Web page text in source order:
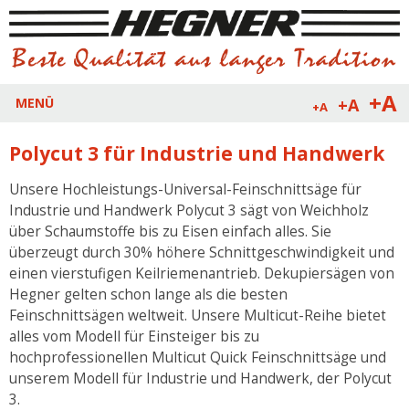
+A +A +A
MENÜ
Polycut 3 für Industrie und Handwerk
Unsere Hochleistungs-Universal-Feinschnittsäge für
Industrie und Handwerk Polycut 3 sägt von Weichholz
über Schaumstoffe bis zu Eisen einfach alles. Sie
überzeugt durch 30% höhere Schnittgeschwindigkeit und
einen vierstufigen Keilriemenantrieb. Dekupiersägen von
Hegner gelten schon lange als die besten
Feinschnittsägen weltweit. Unsere Multicut-Reihe bietet
alles vom Modell für Einsteiger bis zu
hochprofessionellen Multicut Quick Feinschnittsäge und
unserem Modell für Industrie und Handwerk, der Polycut
3.